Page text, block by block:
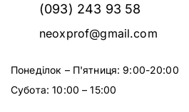
(093) 243 93 58
neoxprof@gmail.com
Понеділок – П'ятниця: 9:00-20:00
Субота: 10:00 – 15:00